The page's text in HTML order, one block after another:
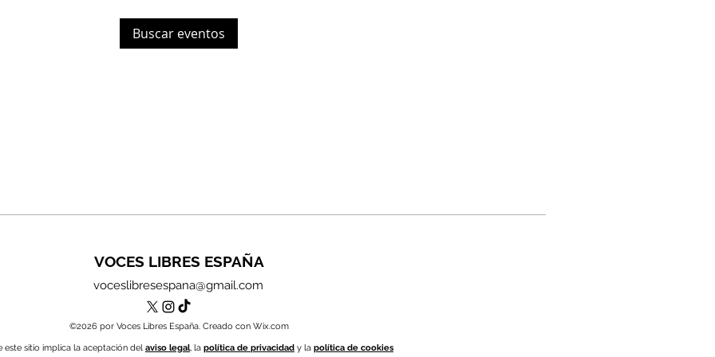
Buscar eventos
VOCES LIBRES ESPAÑA
voceslibresespana@gmail.com
©2026 por Voces Libres España. Creado con Wix.com
este sitio implica la aceptación del aviso legal, la política de privacidad y la política de cookies